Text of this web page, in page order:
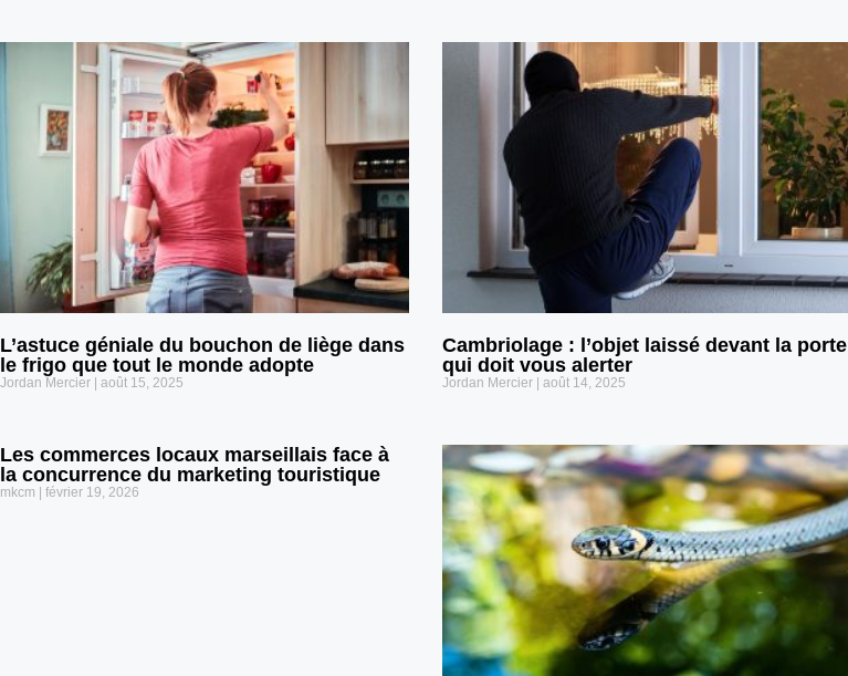
L’astuce géniale du bouchon de liège dans
le frigo que tout le monde adopte
Jordan Mercier août 15, 2025
Cambriolage : l’objet laissé devant la porte
qui doit vous alerter
Jordan Mercier août 14, 2025
Les commerces locaux marseillais face à
la concurrence du marketing touristique
mkcm février 19, 2026